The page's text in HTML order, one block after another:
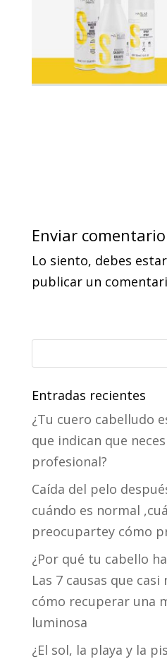
Enviar comentario
Lo siento, debes estar
publicar un
Entradas recientes
¿Tu cuero cabelludo
que indican que
profesional?
Caída del pelo
cuándo es normal
preocupartey cómo
¿Por qué tu cabello
Las 7 causas que casi
cómo recuperar una
luminosa
¿El sol, la playa y la